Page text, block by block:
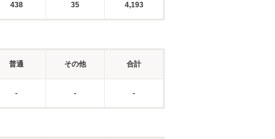
438 35 4,193
普通 その他 合計
- - -